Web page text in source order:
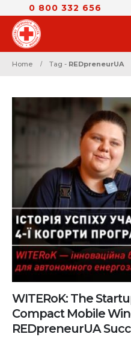
0 800 332 656
Home Tag - REDpreneurUA
WITERoK: The
Compact Mobile
REDpreneurUA